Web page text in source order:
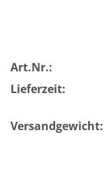
Art.Nr.:
Lieferzeit:
Versandgewicht: